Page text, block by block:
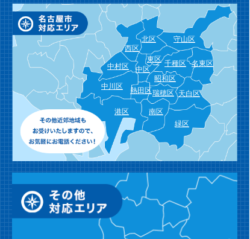
北区
西区
守山区
東区 名東区
千種区
中区
中村区
昭和区
天白区
瑞穂区
熱田区
中川区
緑区
南区
港区